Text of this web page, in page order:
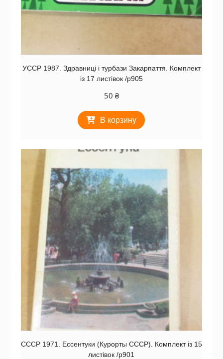
УССР 1987. Здравниці і турбази Закарпаття. Комплект
із 17 листівок /р905
50 ₴
В корзину
СССР 1971. Ессентуки (Курорты СССР). Комплект із 15
листівок /р901